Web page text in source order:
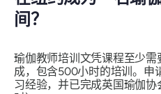
间？
瑜伽教师培训文凭课程至少
成，包含500小时的培训。申
习经验，并已完成英国瑜伽